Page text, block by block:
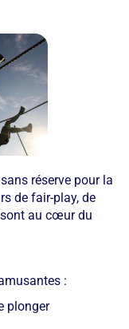
réserve pour la
de fair-play, de
au cœur du
:
plonger